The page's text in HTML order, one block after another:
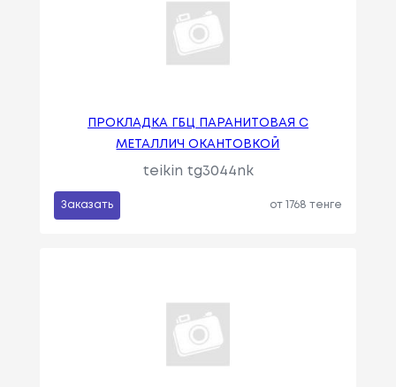
ПРОКЛАДКА ГБЦ ПАРАНИТОВАЯ С
МЕТАЛЛИЧ ОКАНТОВКОЙ
teikin tg3044nk
Заказать от 1768 тенге